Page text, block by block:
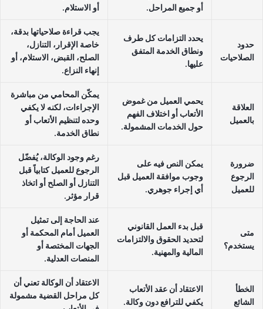
أو جميع المراحل.
أو الاستلام.
حدود
الصلاحيات
يحدد التزامات كل طرف
ونطاق الخدمة المتفق
عليها.
يجب قراءة صلاحياتها بدقة،
خاصة الإقرار، التنازل،
الصلح، القبض، الاستلام، أو
إنهاء النزاع.
العلاقة
بالعميل
يحمي العميل من غموض
الأتعاب أو اختلاف الفهم
حول الخدمات المشمولة.
يمكّن المحامي من مباشرة
الإجراءات، لكنه لا يكفي
وحده لتنظيم الأتعاب أو
نطاق الخدمة.
ضرورة
الرجوع
للعميل
يمكن النص فيه على
وجوب موافقة العميل قبل
أي إجراء جوهري.
رغم وجود الوكالة، يُفضّل
الرجوع للعميل كتابياً قبل
التنازل أو الصلح أو اتخاذ
قرار مؤثر.
متى
يستخدم؟
قبل بدء العمل القانوني
لتحديد الحقوق والالتزامات
المالية والمهنية.
عند الحاجة إلى تمثيل
العميل أمام المحكمة أو
الجهات المختصة أو
المنصات العدلية.
الخطأ
الشائع
الاعتقاد أن عقد الأتعاب
يكفي للترافع دون وكالة.
الاعتقاد أن الوكالة تعني أن
كل مراحل القضية مشمولة